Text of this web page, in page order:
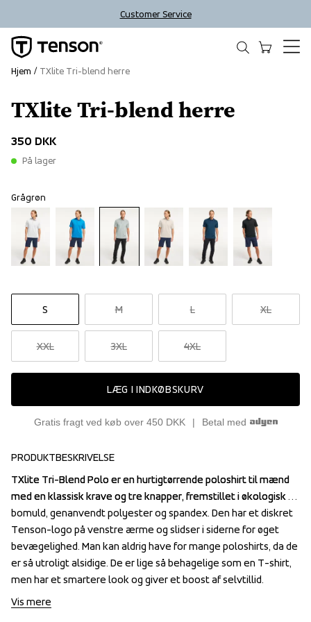
Customer Service
TXlite Tri-blend herre
350 DKK
På lager
Grågrøn
S M L XL
XXL 3XL 4XL
LÆG I INDKØBSKURV
Gratis fragt ved køb over 450 DKK Betal med
Hjem TXlite Tri-blend herre
PRODUKTBESKRIVELSE
TXlite Tri-Blend Polo er en hurtigtørrende poloshirt til mænd
med en klassisk krave og tre knapper, fremstillet i økologisk
bomuld, genanvendt polyester og spandex. Den har et diskret
Tenson-logo på venstre ærme og slidser i siderne for øget
bevægelighed. Man kan aldrig have for mange poloshirts, da de
er så utroligt alsidige. De er lige så behagelige som en T-shirt,
men har et smartere look og giver et boost af selvtillid.
TXlite Tri-Blend Polo er en hurtigtørrende poloshirt til mænd
med en klassisk krave og tre knapper, fremstillet i økologisk
bomuld, genanvendt polyester og spandex. Den har et diskret
Tenson-logo på venstre ærme og slidser i siderne for øget
bevægelighed. Man kan aldrig have for mange poloshirts, da de
er så utroligt alsidige. De er lige så behagelige som en T-shirt,
men har et smartere look og giver et boost af selvtillid.
Vis mere